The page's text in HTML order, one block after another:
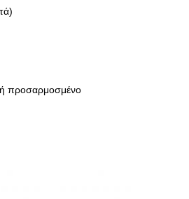
ή προσαρμοσμένο